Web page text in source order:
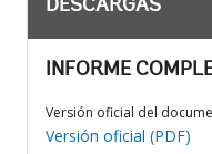
DESCARGAS
INFORME
Versión oficial del
Versión oficial (PDF)